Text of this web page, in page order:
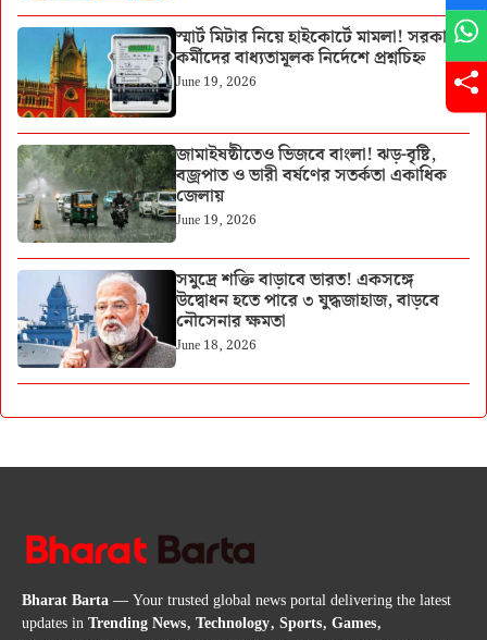
স্মার্ট মিটার নিয়ে হাইকোর্টে মামলা! সরকারি
কর্মীদের বাধ্যতামূলক নির্দেশে প্রশ্নচিহ্ন
June 19, 2026
জামাইষষ্ঠীতেও ভিজবে বাংলা! ঝড়-বৃষ্টি,
বজ্রপাত ও ভারী বর্ষণের সতর্কতা একাধিক
জেলায়
June 19, 2026
সমুদ্রে শক্তি বাড়াবে ভারত! একসঙ্গে
উদ্বোধন হতে পারে ৩ যুদ্ধজাহাজ, বাড়বে
নৌসেনার ক্ষমতা
June 18, 2026
Bharat Barta— Your trusted global news portal delivering the latest
updates inTrending News, Technology, Sports, Games,